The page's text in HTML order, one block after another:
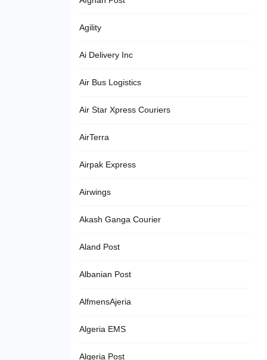
Agility
Ai Delivery Inc
Air Bus Logistics
Air Star Xpress Couriers
AirTerra
Airpak Express
Airwings
Akash Ganga Courier
Aland Post
Albanian Post
AlfmensAjeria
Algeria EMS
Algeria Post